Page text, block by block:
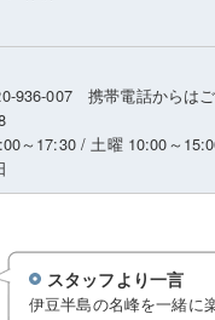
936-007 携帯電話からは
～17:30 / 土曜 10:00～
スタッフより一言
伊豆半島の名峰を一緒に